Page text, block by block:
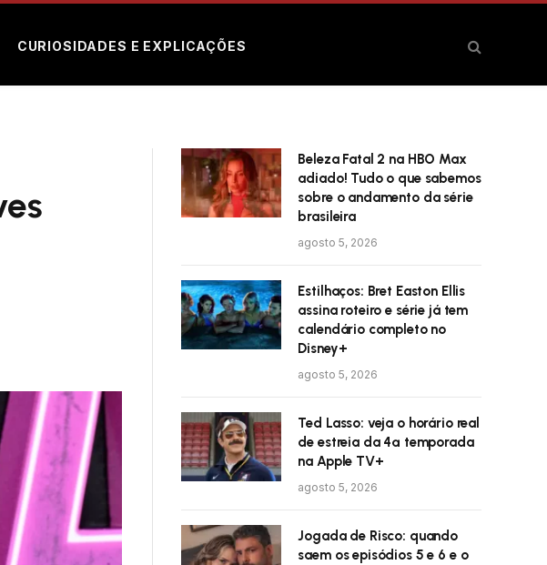
CURIOSIDADES E EXPLICAÇÕES
Beleza Fatal 2 na HBO Max
adiado! Tudo o que sabemos
sobre o andamento da série
brasileira
agosto 5, 2026
Estilhaços: Bret Easton Ellis
assina roteiro e série já tem
calendário completo no
Disney+
agosto 5, 2026
Ted Lasso: veja o horário real
de estreia da 4ª temporada
na Apple TV+
agosto 5, 2026
Jogada de Risco: quando
saem os episódios 5 e 6 e o